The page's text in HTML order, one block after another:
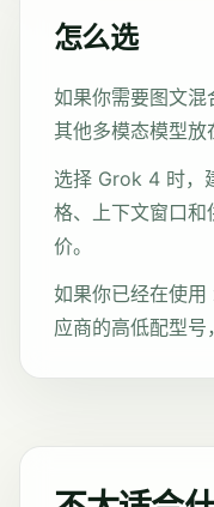
怎么选
如果你需要图文
其他多模态模型放
选择 Grok 4 时，
格、上下文窗口
价。
如果你已经在使
应商的高低配型号